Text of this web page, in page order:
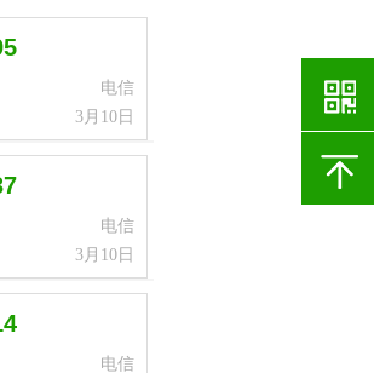
电信
3月10日
电信
3月10日
电信